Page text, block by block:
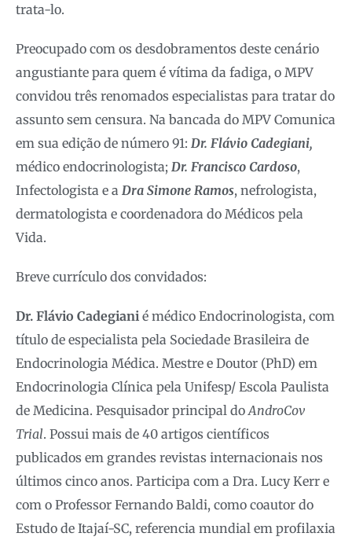
trata-lo.
Preocupado com os desdobramentos deste cenário
angustiante para quem é vítima da fadiga, o MPV
convidou três renomados especialistas para tratar do
assunto sem censura. Na bancada do MPV Comunica
em sua edição de número 91: Dr. Flávio Cadegiani,
médico endocrinologista; Dr. Francisco Cardoso,
Infectologista e a Dra Simone Ramos, nefrologista,
dermatologista e coordenadora do Médicos pela
Vida.
Breve currículo dos convidados:
Dr. Flávio Cadegiani é médico Endocrinologista, com
título de especialista pela Sociedade Brasileira de
Endocrinologia Médica. Mestre e Doutor (PhD) em
Endocrinologia Clínica pela Unifesp/ Escola Paulista
de Medicina. Pesquisador principal do AndroCov
Trial. Possui mais de 40 artigos científicos
publicados em grandes revistas internacionais nos
últimos cinco anos. Participa com a Dra. Lucy Kerr e
com o Professor Fernando Baldi, como coautor do
Estudo de Itajaí-SC, referencia mundial em profilaxia